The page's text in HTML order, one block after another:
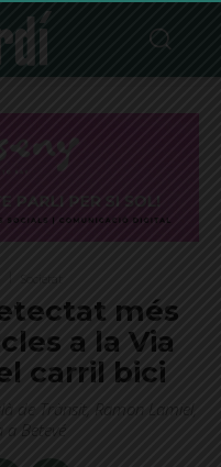
més
a la Via
carril bici
de Trànsit, Ramon Lamiel,
a Betevé